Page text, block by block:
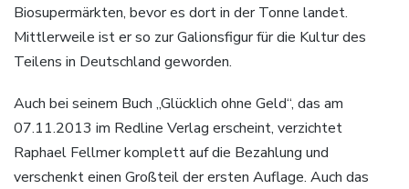
Biosupermärkten, bevor es dort in der Tonne landet.
Mittlerweile ist er so zur Galionsfigur für die Kultur des
Teilens in Deutschland geworden.
Auch bei seinem Buch „Glücklich ohne Geld“, das am
07.11.2013 im Redline Verlag erscheint, verzichtet
Raphael Fellmer komplett auf die Bezahlung und
verschenkt einen Großteil der ersten Auflage. Auch das